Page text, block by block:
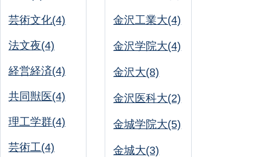
芸術文化(4)
法文夜(4)
経営経済(4)
共同獣医(4)
理工学群(4)
芸術工(4)
金沢工業大(4)
金沢学院大(4)
金沢大(8)
金沢医科大(2)
金城学院大(5)
金城大(3)